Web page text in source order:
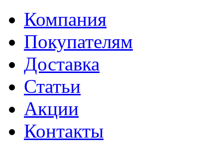
Компания
Покупателям
Доставка
Статьи
Акции
Контакты